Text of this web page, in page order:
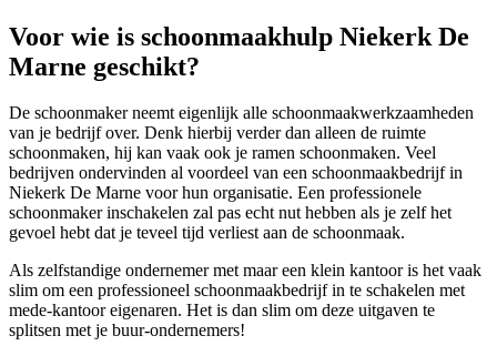
Voor wie is schoonmaakhulp Niekerk De
Marne geschikt?
De schoonmaker neemt eigenlijk alle schoonmaakwerkzaamheden
van je bedrijf over. Denk hierbij verder dan alleen de ruimte
schoonmaken, hij kan vaak ook je ramen schoonmaken. Veel
bedrijven ondervinden al voordeel van een schoonmaakbedrijf in
Niekerk De Marne voor hun organisatie. Een professionele
schoonmaker inschakelen zal pas echt nut hebben als je zelf het
gevoel hebt dat je teveel tijd verliest aan de schoonmaak.
Als zelfstandige ondernemer met maar een klein kantoor is het vaak
slim om een professioneel schoonmaakbedrijf in te schakelen met
mede-kantoor eigenaren. Het is dan slim om deze uitgaven te
splitsen met je buur-ondernemers!